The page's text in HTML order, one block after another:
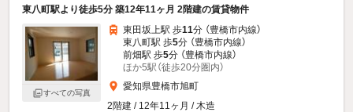
東八町駅より徒歩5分 築12年11ヶ月 2階建の賃貸物件
すべての写真
東田坂上駅 歩11分 （豊橋市内線）
東八町駅 歩5分 （豊橋市内線）
前畑駅 歩5分 （豊橋市内線）
ほか5駅（徒歩20分圏内）
愛知県豊橋市旭町
2階建 / 12年11ヶ月 / 木造